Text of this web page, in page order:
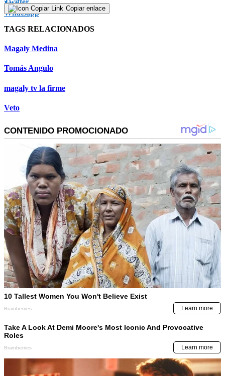
Copiar enlace
TAGS RELACIONADOS
Magaly Medina
Tomás Angulo
magaly tv la firme
Veto